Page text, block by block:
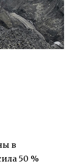
в
50 %